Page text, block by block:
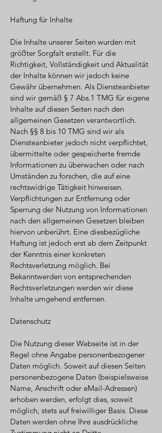
Haftung für Inhalte
Die Inhalte unserer Seiten wurden mit
größter Sorgfalt erstellt. Für die
Richtigkeit, Vollständigkeit und Aktualität
der Inhalte können wir jedoch keine
Gewähr übernehmen. Als Diensteanbieter
sind wir gemäß § 7 Abs.1 TMG für eigene
Inhalte auf diesen Seiten nach den
allgemeinen Gesetzen verantwortlich.
Nach §§ 8 bis 10 TMG sind wir als
Diensteanbieter jedoch nicht verpflichtet,
übermittelte oder gespeicherte fremde
Informationen zu überwachen oder nach
Umständen zu forschen, die auf eine
rechtswidrige Tätigkeit hinweisen.
Verpflichtungen zur Entfernung oder
Sperrung der Nutzung von Informationen
nach den allgemeinen Gesetzen bleiben
hiervon unberührt. Eine diesbezügliche
Haftung ist jedoch erst ab dem Zeitpunkt
der Kenntnis einer konkreten
Rechtsverletzung möglich. Bei
Bekanntwerden von entsprechenden
Rechtsverletzungen werden wir diese
Inhalte umgehend entfernen.
Datenschutz
Die Nutzung dieser Webseite ist in der
Regel ohne Angabe personenbezogener
Daten möglich. Soweit auf diesen Seiten
personenbezogene Daten (beispielsweise
Name, Anschrift oder eMail-Adressen)
erhoben werden, erfolgt dies, soweit
möglich, stets auf freiwilliger Basis. Diese
Daten werden ohne Ihre ausdrückliche